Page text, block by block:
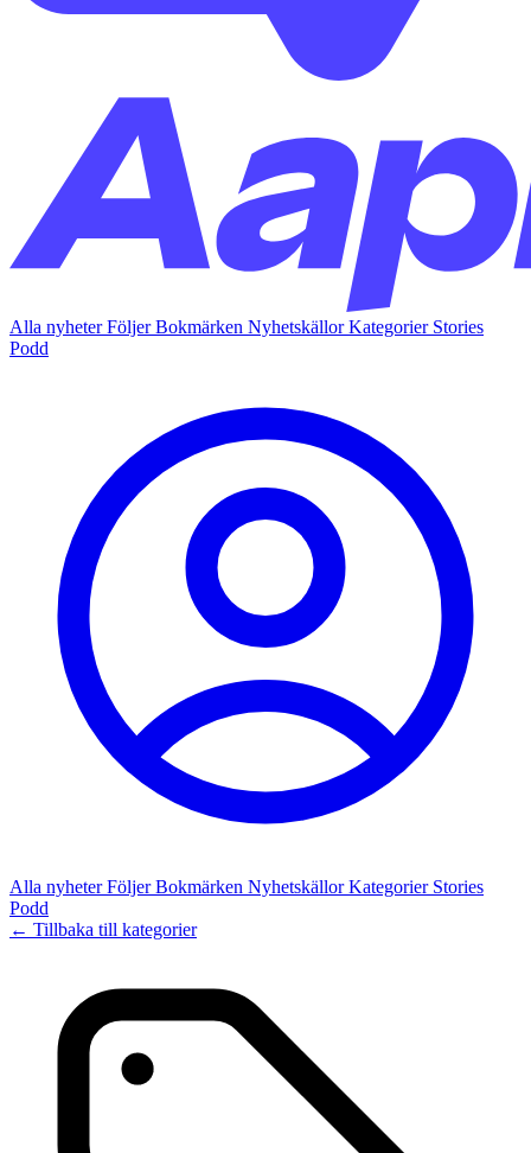
Alla nyheterFöljerBokmärken NyhetskällorKategorier Stories
Podd
Alla nyheterFöljerBokmärken NyhetskällorKategorier Stories
Podd
← Tillbaka till kategorier